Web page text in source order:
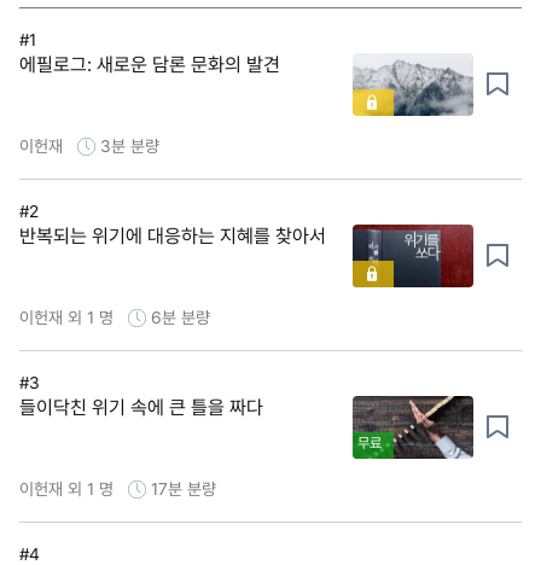
#1
에필로그: 새로운 담론 문화의 발견
이헌재 3분 분량
#2
반복되는 위기에 대응하는 지혜를 찾아서
이헌재 외 1 명 6분 분량
#3
들이닥친 위기 속에 큰 틀을 짜다
무료
이헌재 외 1 명 17분 분량
#4